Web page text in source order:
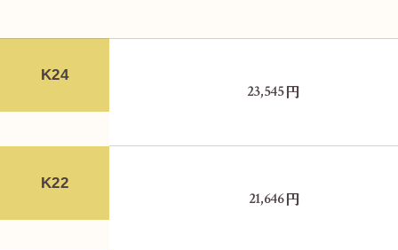
街の中へ
K24
23,545円
K22
21,646円